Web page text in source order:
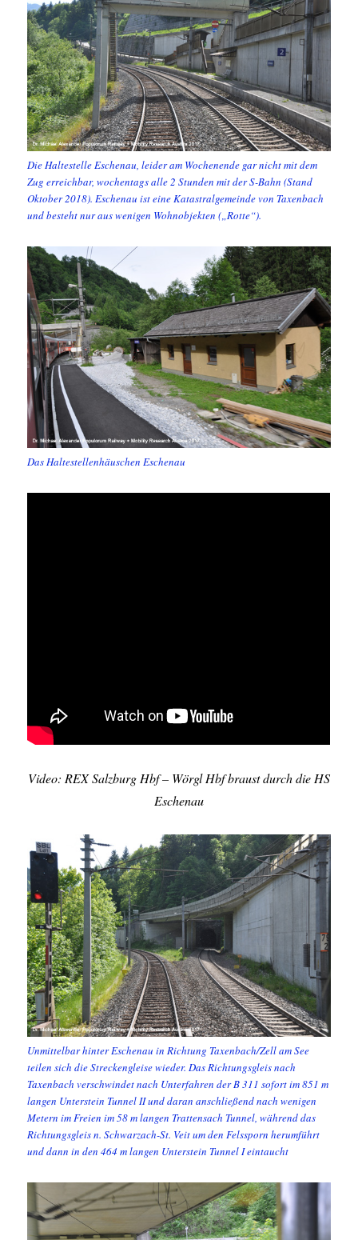
Die Haltestelle Eschenau, leider am Wochenende gar nicht mit dem
Zug erreichbar, wochentags alle 2 Stunden mit der S-Bahn (Stand
Oktober 2018). Eschenau ist eine Katastralgemeinde von Taxenbach
und besteht nur aus wenigen Wohnobjekten („Rotte“).
Das Haltestellenhäuschen Eschenau
Video: REX Salzburg Hbf – Wörgl Hbf braust durch die HS
Eschenau
Unmittelbar hinter Eschenau in Richtung Taxenbach/Zell am See
teilen sich die Streckengleise wieder. Das Richtungsgleis nach
Taxenbach verschwindet nach Unterfahren der B 311 sofort im 851 m
langen Unterstein Tunnel II und daran anschließend nach wenigen
Metern im Freien im 58 m langen Trattensach Tunnel, während das
Richtungsgleis n. Schwarzach-St. Veit um den Felssporn herumführt
und dann in den 464 m langen Unterstein Tunnel I eintaucht